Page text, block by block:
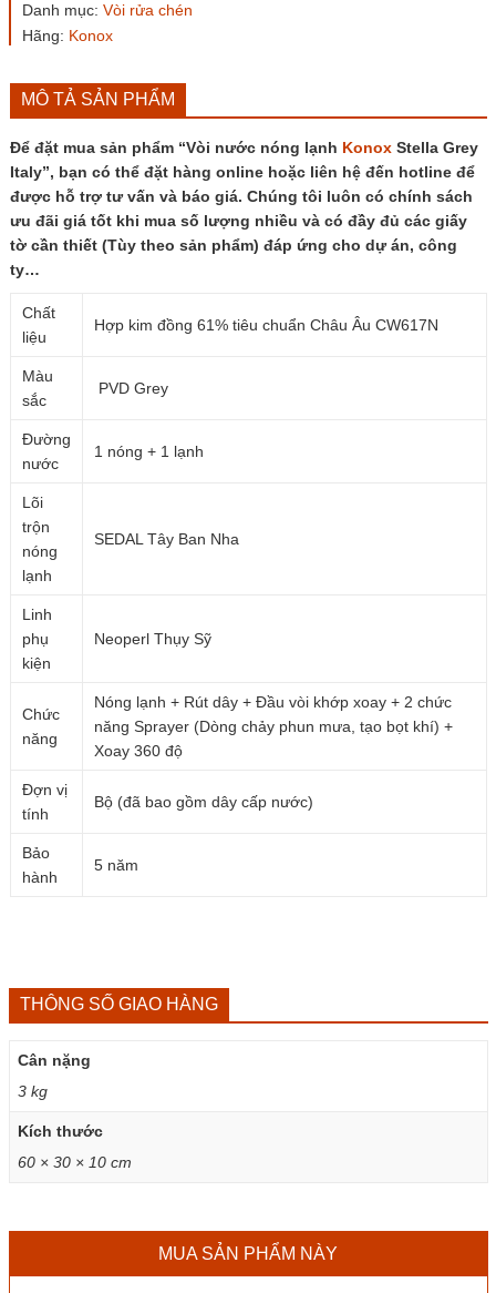
Stella
Grey
lượng
Danh mục: Vòi rửa chén
Hãng: Konox
MÔ TẢ SẢN PHẨM
Để đặt mua sản phẩm “Vòi nước nóng lạnh KonoxStella Grey
Italy”, bạn có thể đặt hàng online hoặc liên hệ đến hotline để
được hỗ trợ tư vấn và báo giá. Chúng tôi luôn có chính sách
ưu đãi giá tốt khi mua số lượng nhiều và có đầy đủ các giấy
tờ cần thiết (Tùy theo sản phẩm) đáp ứng cho dự án, công
ty…
Chất
liệu
Hợp kim đồng 61% tiêu chuẩn Châu Âu CW617N
Màu
sắc
PVD Grey
Đường
nước
1 nóng + 1 lạnh
Lõi
trộn
nóng
lạnh
SEDAL Tây Ban Nha
Linh
phụ
kiện
Neoperl Thụy Sỹ
Chức
năng
Nóng lạnh + Rút dây + Đầu vòi khớp xoay + 2 chức
năng Sprayer (Dòng chảy phun mưa, tạo bọt khí) +
Xoay 360 độ
Đợn vị
tính
Bộ (đã bao gồm dây cấp nước)
Bảo
hành
5 năm
THÔNG SỐ GIAO HÀNG
Cân nặng
3 kg
Kích thước
60 × 30 × 10 cm
MUA SẢN PHẨM NÀY